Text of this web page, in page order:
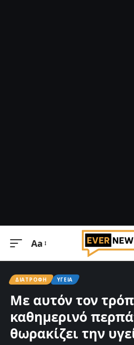
Μεγέθυνση
Aa
ΔΙΑΤΡΟΦΉ ΥΓΕΊΑ
Με αυτόν τον
καθημερινό
θωρακίζει την